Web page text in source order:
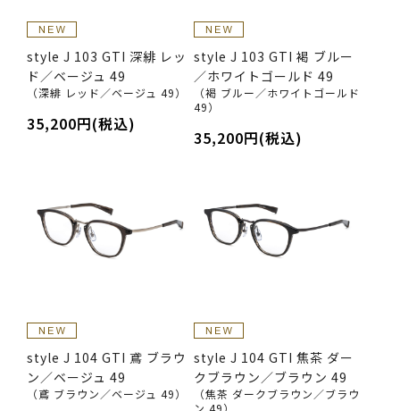
style J 103 GTI 深緋 レッ
ド／ベージュ 49
（深緋 レッド／ベージュ 49）
35,200円(税込)
style J 103 GTI 褐 ブルー
／ホワイトゴールド 49
（褐 ブルー／ホワイトゴールド
49）
35,200円(税込)
style J 104 GTI 鳶 ブラウ
ン／ベージュ 49
（鳶 ブラウン／ベージュ 49）
style J 104 GTI 焦茶 ダー
クブラウン／ブラウン 49
（焦茶 ダークブラウン／ブラウ
ン 49）